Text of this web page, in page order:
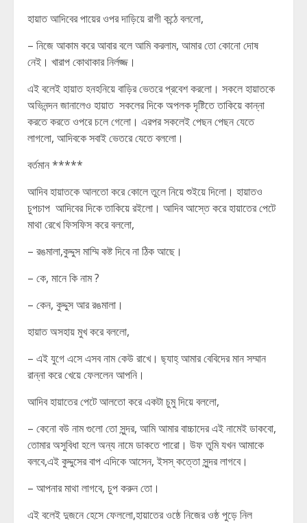
হায়াত আদিবের পায়ের ওপর দাড়িয়ে রাগী কন্ঠে বললো,
– নিজে আকাম করে আবার বলে আমি করলাম, আমার তো কোনো দোষ
নেই। খারাপ কোথাকার নির্লজ্জ।
এই বলেই হায়াত হনহনিয়ে বাড়ির ভেতরে প্রবেশ করলো। সকলে হায়াতকে
অভিনন্দন জানালেও হায়াত সকলের দিকে অপলক দৃষ্টিতে তাকিয়ে কান্না
করতে করতে ওপরে চলে গেলো। এরপর সকলেই পেছন পেছন যেতে
লাগলো, আদিবকে সবাই ভেতরে যেতে বললো।
বর্তমান *****
আদিব হায়াতকে আলতো করে কোলে তুলে নিয়ে শুইয়ে দিলো। হায়াতও
চুপচাপ আদিবের দিকে তাকিয়ে রইলো। আদিব আস্তে করে হায়াতের পেটে
মাথা রেখে ফিসফিস করে বললো,
– রঙমালা,কুদ্দুস মাম্মি কষ্ট দিবে না ঠিক আছে।
– কে, মানে কি নাম ?
– কেন, কুদ্দুস আর রঙমালা।
হায়াত অসহায় মুখ করে বললো,
– এই যুগে এসে এসব নাম কেউ রাখে। ছ্যাহ্ আমার বেবিদের মান সম্মান
রান্না করে খেয়ে ফেললেন আপনি।
আদিব হায়াতের পেটে আলতো করে একটা চুমু দিয়ে বললো,
– কেনো বউ নাম গুলো তো সুন্দর, আমি আমার বাচ্চাদের এই নামেই ডাকবো,
তোমার অসুবিধা হলে অন্য নামে ডাকতে পারো। উফ তুমি যখন আমাকে
বলবে,এই কুদ্দুসের বাপ এদিকে আসেন, ইসস্ কত্তো সুন্দর লাগবে।
– আপনার মাথা লাগবে, চুপ করুন তো।
এই বলেই দুজনে হেসে ফেললো,হায়াতের ওষ্ঠে নিজের ওষ্ঠ পুড়ে নিল